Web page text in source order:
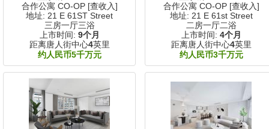
合作公寓 CO-OP [查收入]
地址: 21 E 61ST Street
三房一厅三浴
上市时间: 9个月
距离唐人街中心4英里
约人民币5千万元
合作公寓 CO-OP [查收入]
地址: 21 E 61st Street
二房一厅二浴
上市时间: 4个月
距离唐人街中心4英里
约人民币3千万元